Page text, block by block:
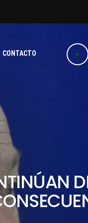
CONTACTO play_arrow